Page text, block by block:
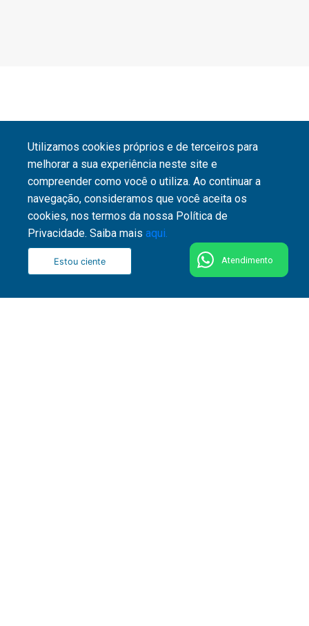
Atendimento
51 3287 1800
Utilizamos cookies próprios e de terceiros para
melhorar a sua experiência neste site e
compreender como você o utiliza. Ao continuar a
navegação, consideramos que você aceita os
cookies, nos termos da nossa Política de
Privacidade. Saiba mais aqui.
Estou ciente